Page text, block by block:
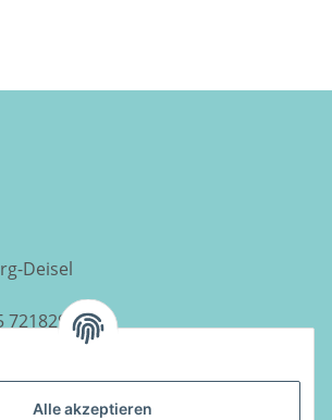
Alle akzeptieren
Deisel
7218290